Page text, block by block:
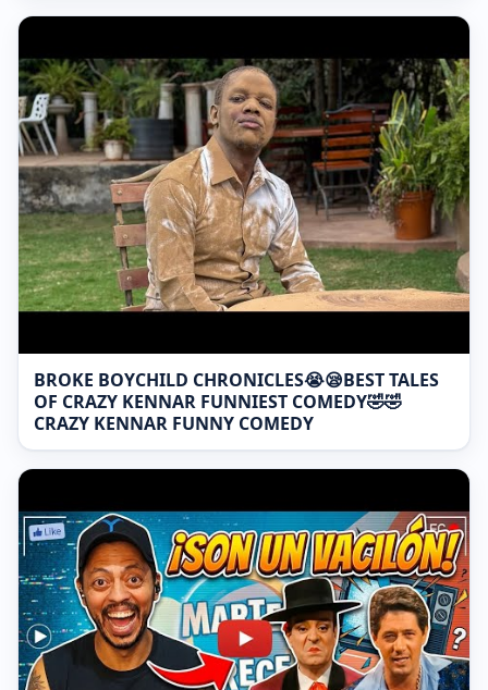
BROKE BOYCHILD CHRONICLES😭😪BEST TALES
OF CRAZY KENNAR FUNNIEST COMEDY🤣🤣
CRAZY KENNAR FUNNY COMEDY